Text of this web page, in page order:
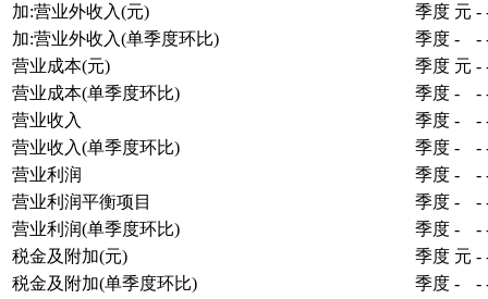
加:营业外收入(元)
季度 元 -
加:营业外收入(单季度环比)
季度 - -
营业成本(元)
季度 元 -
营业成本(单季度环比)
季度 - -
营业收入
季度 - -
营业收入(单季度环比)
季度 - -
营业利润
季度 - -
营业利润平衡项目
季度 - -
营业利润(单季度环比)
季度 - -
税金及附加(元)
季度 元 -
税金及附加(单季度环比)
季度 - -